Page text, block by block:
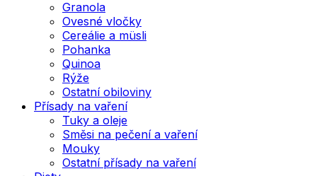
Granola
Ovesné vločky
Cereálie a müsli
Pohanka
Quinoa
Rýže
Ostatní obiloviny
Přísady na vaření
Tuky a oleje
Směsi na pečení a vaření
Mouky
Ostatní přísady na vaření